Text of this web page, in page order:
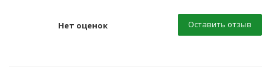
Нет оценок Оставить отзыв